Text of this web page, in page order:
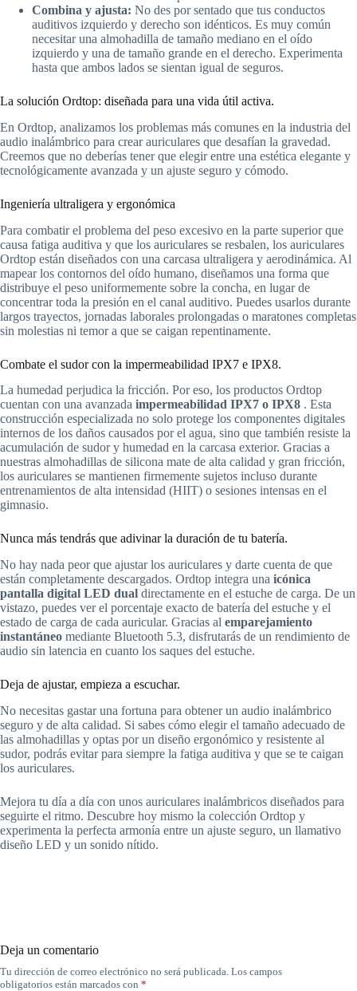
Combina y ajusta: No des por sentado que tus conductos
auditivos izquierdo y derecho son idénticos. Es muy común
necesitar una almohadilla de tamaño mediano en el oído
izquierdo y una de tamaño grande en el derecho. Experimenta
hasta que ambos lados se sientan igual de seguros.
La solución Ordtop: diseñada para una vida útil activa.
En Ordtop, analizamos los problemas más comunes en la industria del
audio inalámbrico para crear auriculares que desafían la gravedad.
Creemos que no deberías tener que elegir entre una estética elegante y
tecnológicamente avanzada y un ajuste seguro y cómodo.
Ingeniería ultraligera y ergonómica
Para combatir el problema del peso excesivo en la parte superior que
causa fatiga auditiva y que los auriculares se resbalen, los auriculares
Ordtop están diseñados con una carcasa ultraligera y aerodinámica. Al
mapear los contornos del oído humano, diseñamos una forma que
distribuye el peso uniformemente sobre la concha, en lugar de
concentrar toda la presión en el canal auditivo. Puedes usarlos durante
largos trayectos, jornadas laborales prolongadas o maratones completas
sin molestias ni temor a que se caigan repentinamente.
Combate el sudor con la impermeabilidad IPX7 e IPX8.
La humedad perjudica la fricción. Por eso, los productos Ordtop
cuentan con una avanzada impermeabilidad IPX7 o IPX8 . Esta
construcción especializada no solo protege los componentes digitales
internos de los daños causados ​​por el agua, sino que también resiste la
acumulación de sudor y humedad en la carcasa exterior. Gracias a
nuestras almohadillas de silicona mate de alta calidad y gran fricción,
los auriculares se mantienen firmemente sujetos incluso durante
entrenamientos de alta intensidad (HIIT) o sesiones intensas en el
gimnasio.
Nunca más tendrás que adivinar la duración de tu batería.
No hay nada peor que ajustar los auriculares y darte cuenta de que
están completamente descargados. Ordtop integra una icónica
pantalla digital LED dual directamente en el estuche de carga. De un
vistazo, puedes ver el porcentaje exacto de batería del estuche y el
estado de carga de cada auricular. Gracias al emparejamiento
instantáneo mediante Bluetooth 5.3, disfrutarás de un rendimiento de
audio sin latencia en cuanto los saques del estuche.
Deja de ajustar, empieza a escuchar.
No necesitas gastar una fortuna para obtener un audio inalámbrico
seguro y de alta calidad. Si sabes cómo elegir el tamaño adecuado de
las almohadillas y optas por un diseño ergonómico y resistente al
sudor, podrás evitar para siempre la fatiga auditiva y que se te caigan
los auriculares.
Mejora tu día a día con unos auriculares inalámbricos diseñados para
seguirte el ritmo. Descubre hoy mismo la colección Ordtop y
experimenta la perfecta armonía entre un ajuste seguro, un llamativo
diseño LED y un sonido nítido.
Deja un comentario
Tu dirección de correo electrónico no será publicada. Los campos
obligatorios están marcados con *